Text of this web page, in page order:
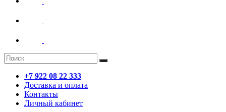
+7 922 08 22 333
Доставка и оплата
Контакты
Личный кабинет